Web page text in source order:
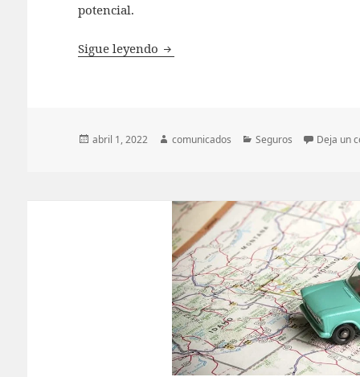
potencial.
Sigue leyendo Cómo comprar un seguro de
Publicado
abril 1, 2022 Autor
comunicados Categorías
Seguros Deja un